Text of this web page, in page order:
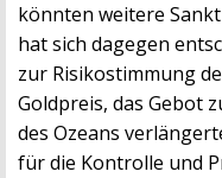
könnten weitere
hat sich dagegen
zur Risikostimmung
Goldpreis, das Gebot
des Ozeans
für die Kontrolle und